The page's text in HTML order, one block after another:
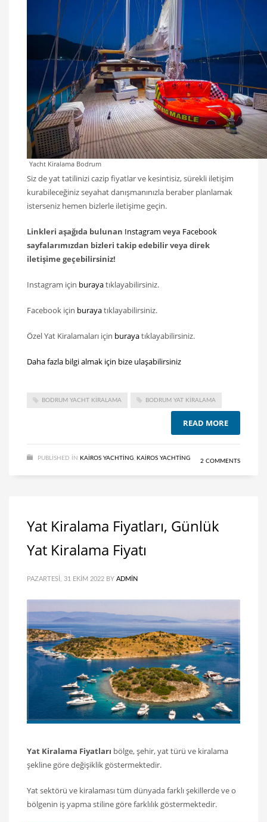
Yacht Kiralama Bodrum
Siz de yat tatilinizi cazip fiyatlar ve kesintisiz, sürekli iletişim
kurabileceğiniz seyahat danışmanınızla beraber planlamak
isterseniz hemen bizlerle iletişime geçin.
Linkleri aşağıda bulunan Instagram veya Facebook
sayfalarımızdan bizleri takip edebilir veya direk
iletişime geçebilirsiniz!
Instagram için burayatıklayabilirsiniz.
Facebook için burayatıklayabilirsiniz.
Özel Yat Kiralamaları için burayatıklayabilirsiniz.
Daha fazla bilgi almak için bize ulaşabilirsiniz
BODRUM YACHT KIRALAMA BODRUM YAT KIRALAMA
READ MORE
PUBLISHED IN KAIROS YACHTING, KAIROS YACHTING 2 COMMENTS
Yat Kiralama Fiyatları, Günlük
Yat Kiralama Fiyatı
PAZARTESI, 31 EKIM 2022 BY ADMIN
Yat Kiralama Fiyatları bölge, şehir, yat türü ve kiralama
şekline göre değişiklik göstermektedir.
Yat sektörü ve kiralaması tüm dünyada farklı şekillerde ve o
bölgenin iş yapma stiline göre farklılık göstermektedir.